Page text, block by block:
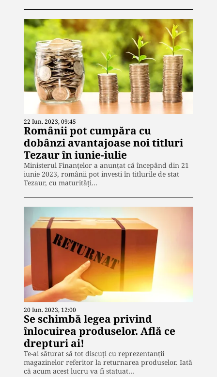
22 Iun. 2023, 09:45
Românii pot cumpăra cu
dobânzi avantajoase noi titluri
Tezaur în iunie-iulie
Ministerul Finanțelor a anunțat că începând din 21
iunie 2023, românii pot investi în titlurile de stat
Tezaur, cu maturități…
20 Iun. 2023, 12:00
Se schimbă legea privind
înlocuirea produselor. Află ce
drepturi ai!
Te-ai săturat să tot discuți cu reprezentanții
magazinelor referitor la returnarea produselor. Iată
că acum acest lucru va fi statuat…